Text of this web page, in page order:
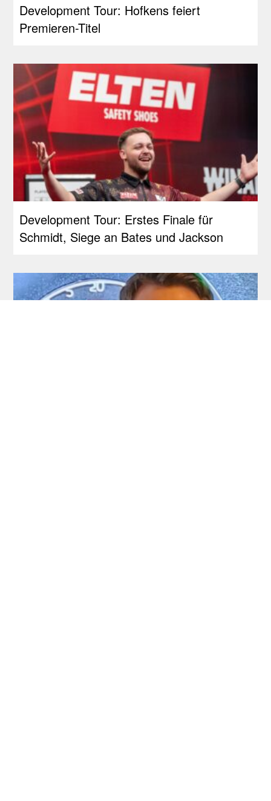
Development Tour: Hofkens feiert
Premieren-Titel
Development Tour: Erstes Finale für
Schmidt, Siege an Bates und Jackson